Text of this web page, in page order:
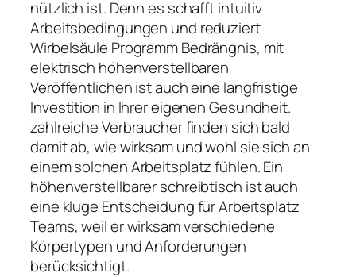
nützlich ist. Denn es schafft intuitiv
Arbeitsbedingungen und reduziert
Wirbelsäule Programm Bedrängnis, mit
elektrisch höhenverstellbaren
Veröffentlichen ist auch eine langfristige
Investition in Ihrer eigenen Gesundheit.
zahlreiche Verbraucher finden sich bald
damit ab, wie wirksam und wohl sie sich an
einem solchen Arbeitsplatz fühlen. Ein
höhenverstellbarer schreibtisch ist auch
eine kluge Entscheidung für Arbeitsplatz
Teams, weil er wirksam verschiedene
Körpertypen und Anforderungen
berücksichtigt.